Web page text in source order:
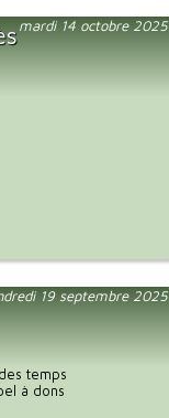
mardi 14 octobre 2025
19 septembre 2025
temps
à dons